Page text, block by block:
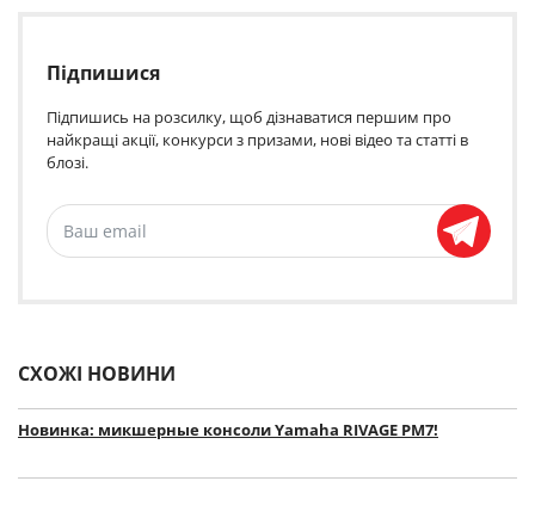
Підпишися
Підпишись на розсилку, щоб дізнаватися першим про
найкращі акції, конкурси з призами, нові відео та статті в
блозі.
СХОЖІ НОВИНИ
Новинка: микшерные консоли Yamaha RIVAGE PM7!